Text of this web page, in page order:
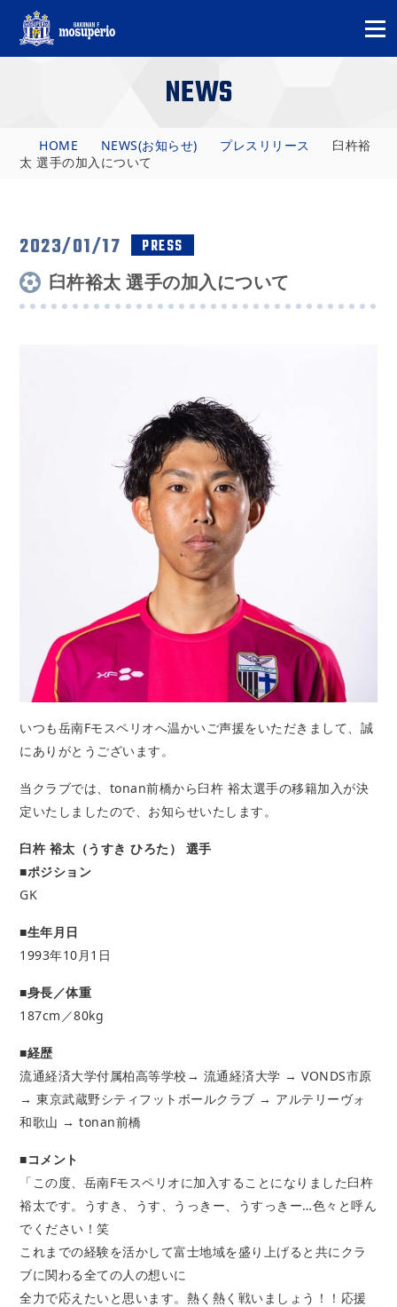
NEWS
HOME NEWS(お知らせ) プレスリリース
臼杵裕
太 選手の加入について
2023/01/17 PRESS
臼杵裕太 選手の加入について
いつも岳南Fモスペリオへ温かいご声援をいただきまして、誠
にありがとうございます。
当クラブでは、tonan前橋から臼杵 裕太選手の移籍加入が決
定いたしましたので、お知らせいたします。
臼杵 裕太（うすき ひろた） 選手
■ポジション
GK
■生年月日
1993年10月1日
■身長／体重
187cm／80kg
■経歴
流通経済大学付属柏高等学校→ 流通経済大学 → VONDS市原
→ 東京武蔵野シティフットボールクラブ → アルテリーヴォ
和歌山 → tonan前橋
■コメント
「この度、岳南Fモスペリオに加入することになりました臼杵
裕太です。うすき、うす、うっきー、うすっきー…色々と呼ん
でください！笑
これまでの経験を活かして富士地域を盛り上げると共にクラ
ブに関わる全ての人の想いに
全力で応えたいと思います。熱く熱く戦いましょう！！応援